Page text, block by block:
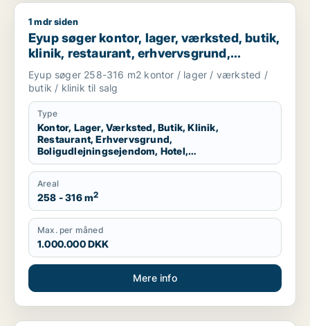
Eyup søger kontor, lager, værksted, butik, klinik,
1 mdr siden
Eyup søger kontor, lager, værksted, butik,
klinik, restaurant, erhvervsgrund,
boligudlejningsejendom, hotel,
produktionslokaler eller garage til salg i
Esbjerg Centrum, Esbjerg Ø eller Esbjerg
N m.fl.
Eyup søger 258-316 m2 kontor / lager / værksted /
butik / klinik til salg
Type
Kontor, Lager, Værksted, Butik, Klinik,
Restaurant, Erhvervsgrund,
Boligudlejningsejendom, Hotel,
Produktionslokaler, Garage
Areal
258 - 316 m2
Max. per måned
1.000.000 DKK
Mere info